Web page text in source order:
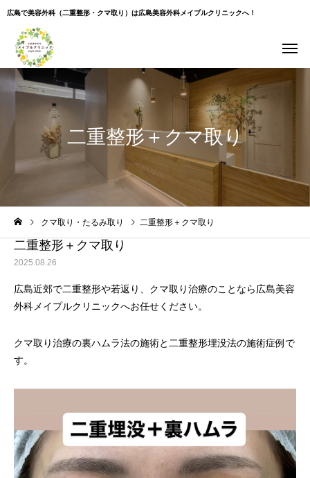
広島で美容外科（二重整形・クマ取り）は広島美容外科メイプルクリニックへ！
二重整形＋クマ取り
Warning
: Undefined variable $use_overlay in
content/themes/cure_tcd082/single.phpon line35
クマ取り・たるみ取り 二重整形＋クマ取り
二重整形＋クマ取り
2025.08.26
広島近郊で二重整形や若返り、クマ取り治療のことなら広島美容
外科メイプルクリニックへお任せください。
クマ取り治療の裏ハムラ法の施術と二重整形埋没法の施術症例で
す。